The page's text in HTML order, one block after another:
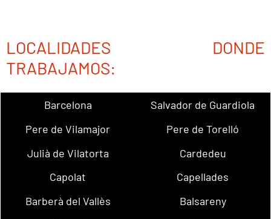
LOCALIDADES DONDE
TRABAJAMOS:
Barcelona
Salvador de Guardiola
Pere de Vilamajor
Pere de Torelló
Julià de Vilatorta
Cardedeu
Capolat
Capellades
Barberà del Vallès
Balsareny